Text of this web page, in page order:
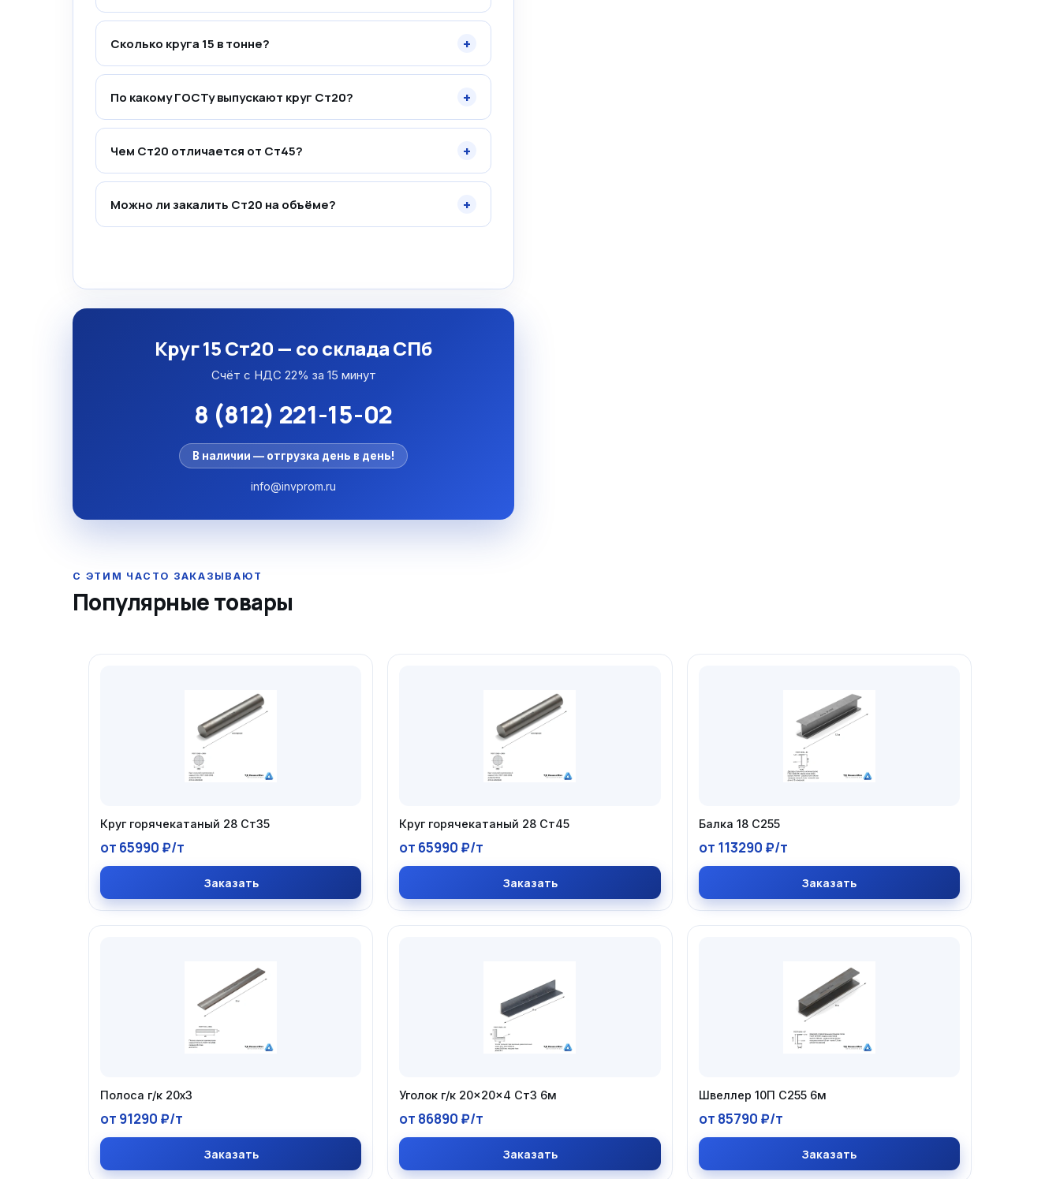
Сколько круга 15 в тонне? +
По какому ГОСТу выпускают круг Ст20? +
Чем Ст20 отличается от Ст45? +
Можно ли закалить Ст20 на объёме? +
Круг 15 Ст20 — со склада СПб
Счёт с НДС 22% за 15 минут
8 (812) 221-15-02
В наличии — отгрузка день в день!
info@invprom.ru
Популярные товары
Круг горячекатаный 28 Ст35
от 65990 ₽/т
Заказать
Круг горячекатаный 28 Ст45
от 65990 ₽/т
Заказать
Балка 18 С255
от 113290 ₽/т
Заказать
Полоса г/к 20х3
от 91290 ₽/т
Заказать
Уголок г/к 20×20×4 Ст3 6м
от 86890 ₽/т
Заказать
Швеллер 10П С255 6м
от 85790 ₽/т
Заказать